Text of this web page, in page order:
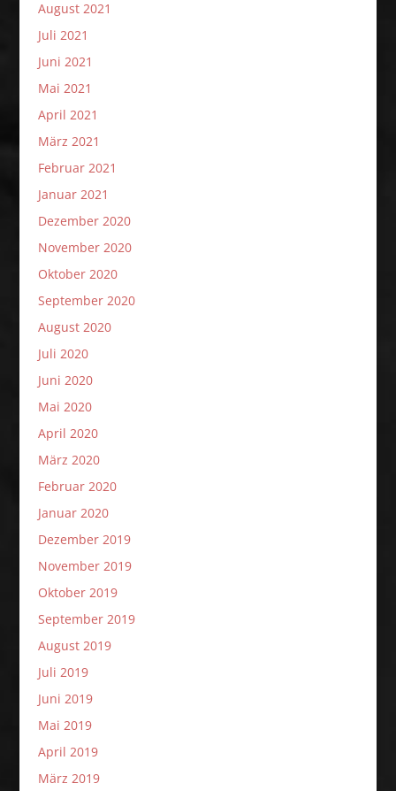
August 2021
Juli 2021
Juni 2021
Mai 2021
April 2021
März 2021
Februar 2021
Januar 2021
Dezember 2020
November 2020
Oktober 2020
September 2020
August 2020
Juli 2020
Juni 2020
Mai 2020
April 2020
März 2020
Februar 2020
Januar 2020
Dezember 2019
November 2019
Oktober 2019
September 2019
August 2019
Juli 2019
Juni 2019
Mai 2019
April 2019
März 2019